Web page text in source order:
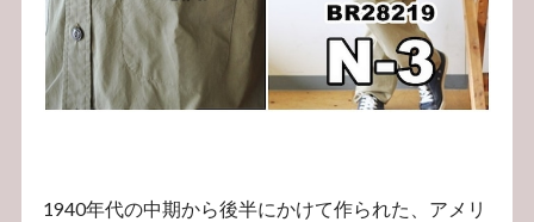
1940年代の中期から後半にかけて作られた、アメリ